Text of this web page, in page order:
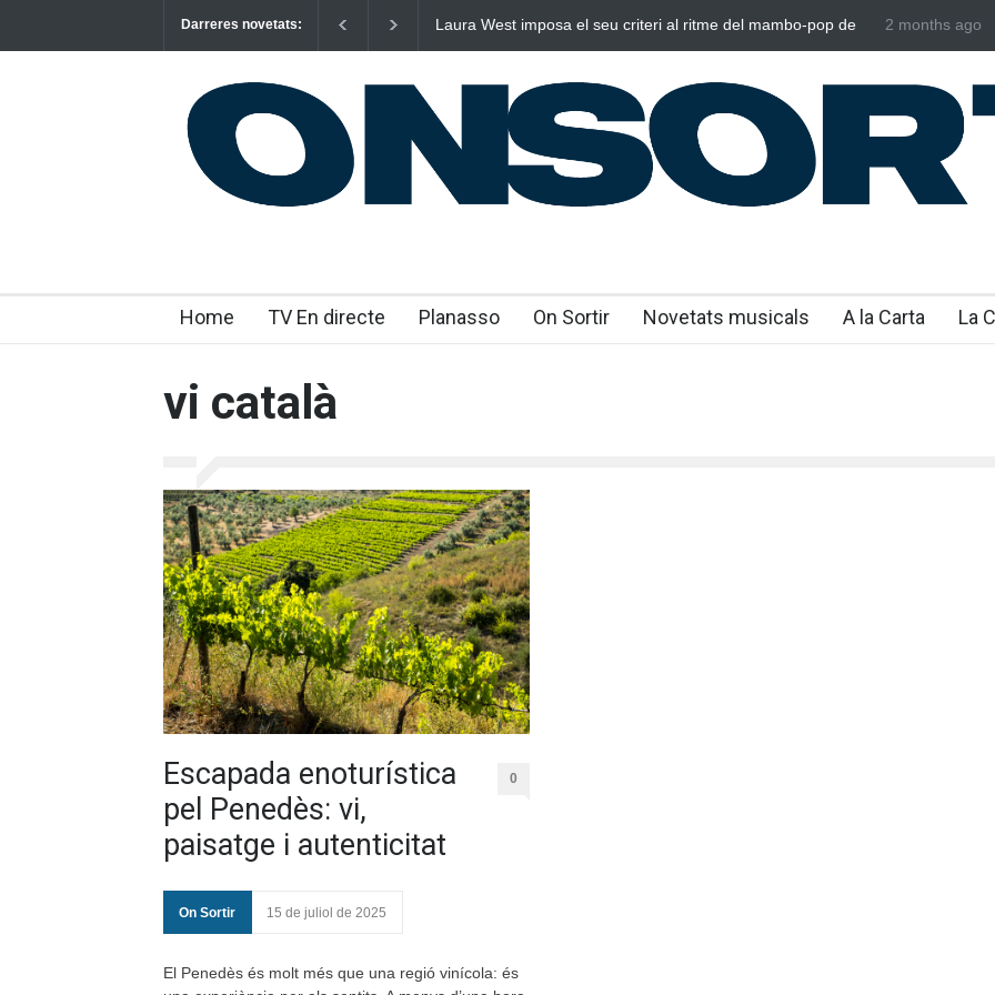
Darreres novetats:
Laura West imposa el seu criteri al ritme del mambo-pop de
Poggioli i
2 months ago
Home TV En directe Planasso On Sortir Novetats musicals A la Carta La
vi català
Escapada enoturística
pel Penedès: vi,
paisatge i autenticitat
0
On Sortir 15 de juliol de 2025
El Penedès és molt més que una regió vinícola: és